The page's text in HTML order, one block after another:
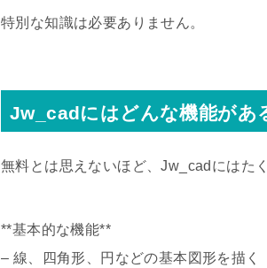
特別な知識は必要ありません。
Jw_cadにはどんな機能があ
無料とは思えないほど、Jw_cadにはた
**基本的な機能**
– 線、四角形、円などの基本図形を描く